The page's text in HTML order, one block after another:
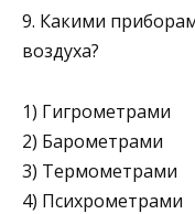
9. Какими
воздуха?
1) Гигрометрами
2) Барометрами
3) Термометрами
4) Психрометрами